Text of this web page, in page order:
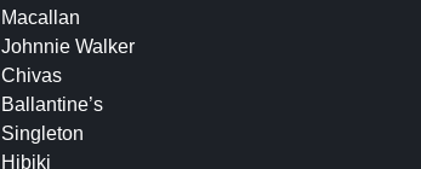
Macallan
Johnnie Walker
Chivas
Ballantine’s
Singleton
Hibiki